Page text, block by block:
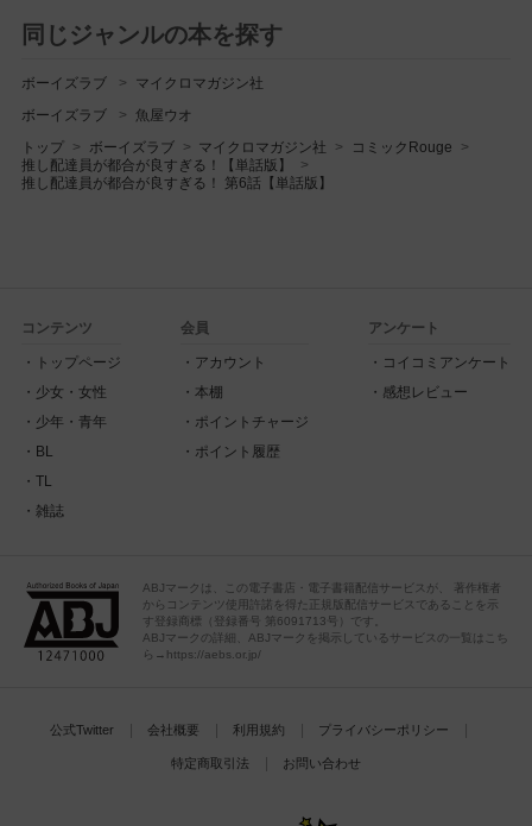
同じジャンルの本を探す
ボーイズラブ マイクロマガジン社
ボーイズラブ 魚屋ウオ
トップ ボーイズラブ マイクロマガジン社
コミックRouge
推し配達員が都合が良すぎる！【単話版】
推し配達員が都合が良すぎる！ 第6話【単話版】
コンテンツ
トップページ
少女・女性
少年・青年
BL
TL
雑誌
会員
アカウント
本棚
ポイントチャージ
ポイント履歴
アンケート
コイコミアンケート
感想レビュー
ABJマークは、この電子書店・電子書籍配信サービスが、 著作権者
からコンテンツ使用許諾を得た正規版配信サービスであることを示
す登録商標（登録番号 第6091713号）です。
ABJマークの詳細、ABJマークを掲示しているサービスの一覧はこち
ら→https://aebs.or.jp/
公式Twitter 会社概要 利用規約 プライバシーポリシー
特定商取引法 お問い合わせ